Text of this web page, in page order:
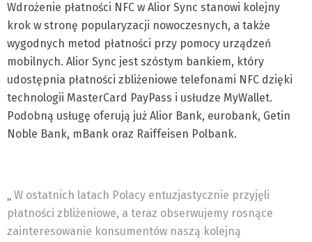
Wdrożenie płatności NFC w Alior Sync stanowi kolejny
krok w stronę popularyzacji nowoczesnych, a także
wygodnych metod płatności przy pomocy urządzeń
mobilnych. Alior Sync jest szóstym bankiem, który
udostępnia płatności zbliżeniowe telefonami NFC dzięki
technologii MasterCard PayPass i usłudze MyWallet.
Podobną usługę oferują już Alior Bank, eurobank, Getin
Noble Bank, mBank oraz Raiffeisen Polbank.
„ W ostatnich latach Polacy entuzjastycznie przyjęli
płatności zbliżeniowe, a teraz obserwujemy rosnące
zainteresowanie konsumentów naszą kolejną